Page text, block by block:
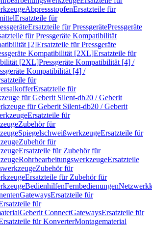
AbpressstopfenErsatzteile für
Ersatzteile für
Ersatzteile für PressgerätePressgeräte
für Pressgeräte Kompatibilität
[2]Ersatzteile für Pressgeräte
Kompatibilität [2XL]Ersatzteile für
[2XL]Pressgeräte Kompatibilität [4] /
Kompatibilität [4] /
für
Ersatzteile für
für Geberit Silent-db20 / Geberit
für Geberit Silent-db20 / Geberit
Ersatzteile für
Zubehör für
SpiegelschweißwerkzeugeErsatzteile für
Zubehör für
Ersatzteile für Zubehör für
RohrbearbeitungswerkzeugeErsatzteile
Zubehör für
Ersatzteile für Zubehör für
BedienhilfenFernbedienungen
GatewaysErsatzteile für
für
Geberit ConnectGatewaysErsatzteile für
für KonverterMontagematerial